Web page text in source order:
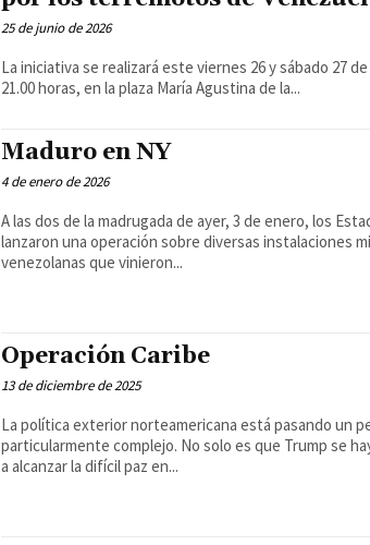
25 de junio de 2026
La iniciativa se realizará este viernes 26 y sábado 27 de
21.00 horas, en la plaza María Agustina de la...
Maduro en NY
4 de enero de 2026
A las dos de la madrugada de ayer, 3 de enero, los
lanzaron una operación sobre diversas instalaciones
venezolanas que vinieron...
Operación Caribe
13 de diciembre de 2025
La política exterior norteamericana está pasando un
particularmente complejo. No solo es que Trump se
a alcanzar la difícil paz en...